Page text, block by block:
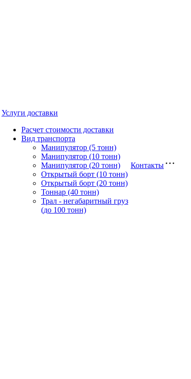
Услуги доставки
Расчет стоимости доставки
Вид транспорта
Манипулятор (5 тонн)
Манипулятор (10 тонн)
Манипулятор (20 тонн)
Открытый борт (10 тонн)
Открытый борт (20 тонн)
Тоннар (40 тонн)
Трал - негабаритный груз
(до 100 тонн)
Контакты